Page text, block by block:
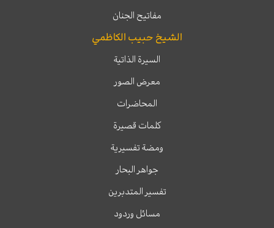
مفاتيح الجنان
الشيخ حبيب الكاظمي
السيرة الذاتية
معرض الصور
المحاضرات
كلمات قصيرة
ومضة تفسيرية
جواهر البحار
تفسير المتدبرين
مسائل وردود